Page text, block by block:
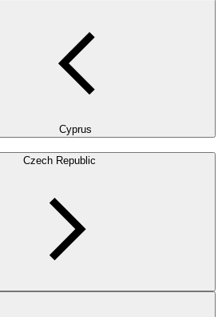
Cyprus
Czech Republic